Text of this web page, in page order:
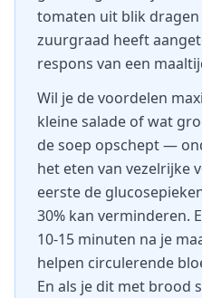
tomaten uit blik
zuurgraad heeft
respons van een
Wil je de voordelen
kleine salade of wat
de soep opschept —
het eten van vezelrijke
eerste de
30% kan verminderen.
10-15 minuten na je
helpen circulerende
En als je dit met brood